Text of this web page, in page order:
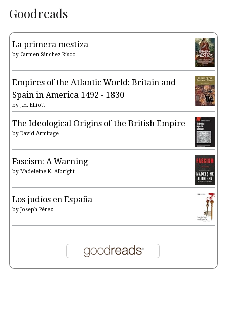
Goodreads
La primera mestiza
by Carmen Sánchez-Risco
Empires of the Atlantic World: Britain and
Spain in America 1492 - 1830
by J.H. Elliott
The Ideological Origins of the British Empire
by David Armitage
Fascism: A Warning
by Madeleine K. Albright
Los judíos en España
by Joseph Pérez